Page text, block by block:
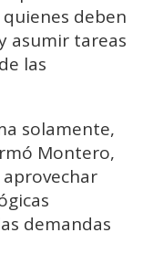
deben
asumir tareas
las
solamente,
Montero,
demandas